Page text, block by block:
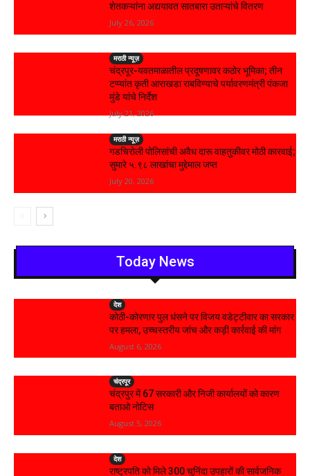
शेतकऱ्यांना अद्ययावत सातबारा उताऱ्यांचे वितरण
July 26, 2026
मराठी न्यूज़
चंद्रपूर-यवतमाळातील प्रदूषणावर कठोर भूमिका; तीन
टप्प्यांत कृती आराखडा राबविण्याचे पर्यावरणमंत्री पंकजा
मुंडे यांचे निर्देश
July 21, 2026
मराठी न्यूज़
गडचिरोली पोलिसांची अवैध दारू वाहतुकीवर मोठी कारवाई;
सुमारे ५.९८ लाखांचा मुद्देमाल जप्त
July 20, 2026
Today News
देश
कोठी-कोरणार पुल धंसने पर विजय वडेट्टीवार का सरकार
पर हमला, उच्चस्तरीय जांच और कड़ी कार्रवाई की मांग
August 6, 2026
चंद्रपूर
चंद्रपुर में 67 सरकारी और निजी कार्यालयों को कारण
बताओ नोटिस
August 5, 2026
देश
राष्ट्रपति को मिले 300 चुनिंदा उपहारों की सार्वजनिक